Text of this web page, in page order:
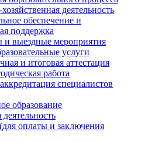
деятельность
обеспечение и
поддержка
выездные мероприятия
услуги
и итоговая аттестация
работа
специалистов
образование
оплаты и заключения